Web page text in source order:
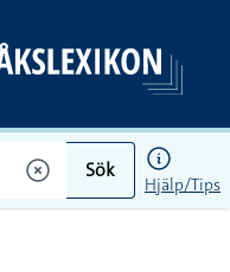
Sök
Hjälp/Tips